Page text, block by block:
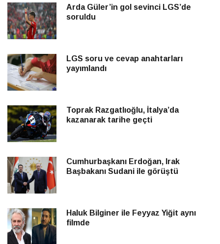
Arda Güler’in gol sevinci LGS’de
soruldu
LGS soru ve cevap anahtarları
yayımlandı
Toprak Razgatlıoğlu, İtalya’da
kazanarak tarihe geçti
Cumhurbaşkanı Erdoğan, Irak
Başbakanı Sudani ile görüştü
Haluk Bilginer ile Feyyaz Yiğit aynı
filmde